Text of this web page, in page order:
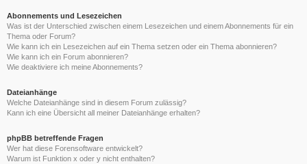
Abonnements und Lesezeichen
Was ist der Unterschied zwischen einem Lesezeichen und einem Abonnements für ein
Thema oder Forum?
Wie kann ich ein Lesezeichen auf ein Thema setzen oder ein Thema abonnieren?
Wie kann ich ein Forum abonnieren?
Wie deaktiviere ich meine Abonnements?
Dateianhänge
Welche Dateianhänge sind in diesem Forum zulässig?
Kann ich eine Übersicht all meiner Dateianhänge erhalten?
phpBB betreffende Fragen
Wer hat diese Forensoftware entwickelt?
Warum ist Funktion x oder y nicht enthalten?